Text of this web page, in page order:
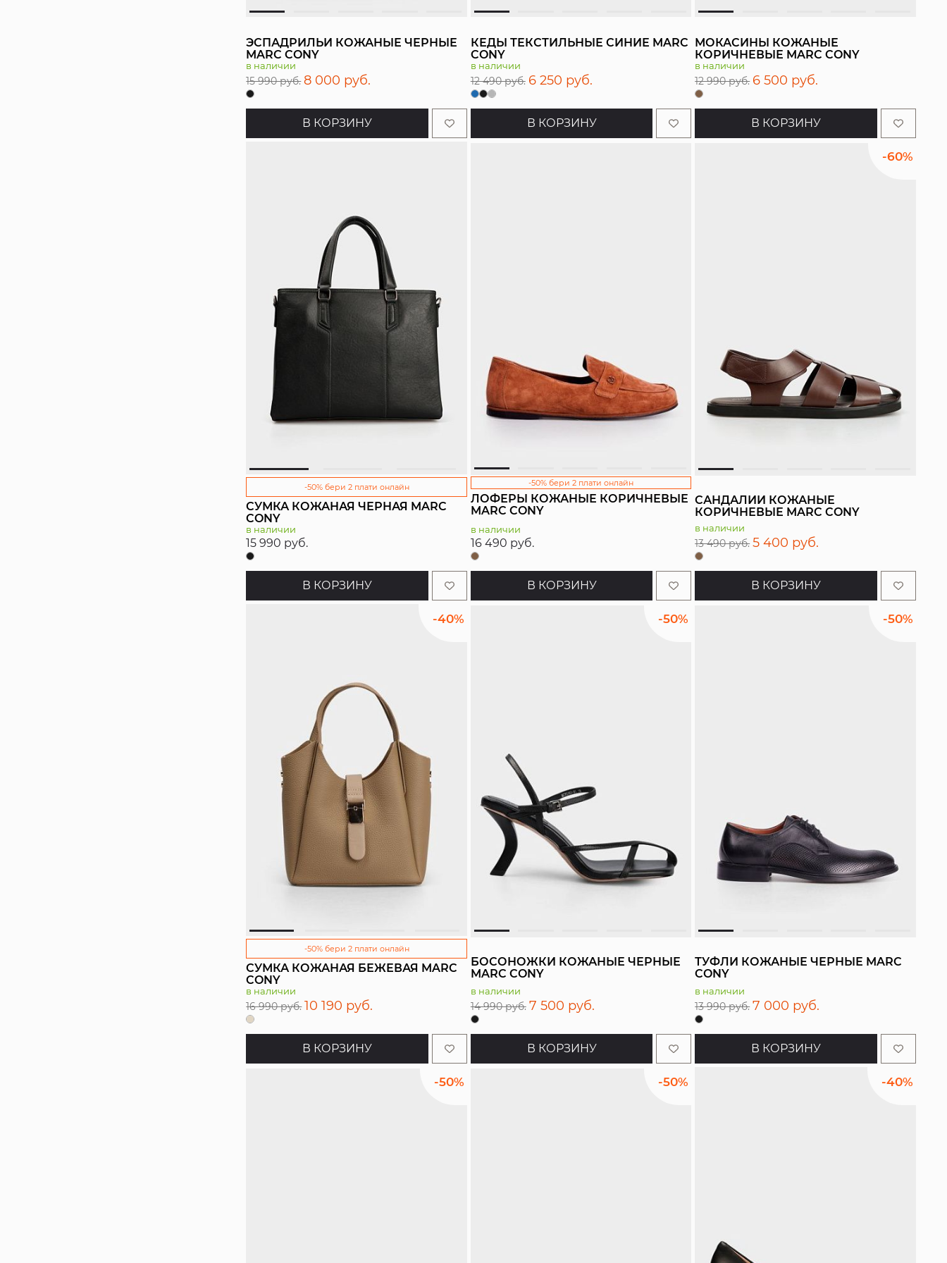
ЭСПАДРИЛЬИ КОЖАНЫЕ ЧЕРНЫЕ
MARC CONY
в наличии
15 990 руб. 8 000 руб.
В КОРЗИНУ
КЕДЫ ТЕКСТИЛЬНЫЕ СИНИЕ MARC
CONY
в наличии
12 490 руб. 6 250 руб.
В КОРЗИНУ
МОКАСИНЫ КОЖАНЫЕ
КОРИЧНЕВЫЕ MARC CONY
в наличии
12 990 руб. 6 500 руб.
В КОРЗИНУ
-50% бери 2 плати онлайн
СУМКА КОЖАНАЯ ЧЕРНАЯ MARC
CONY
в наличии
15 990 руб.
В КОРЗИНУ
-50% бери 2 плати онлайн
ЛОФЕРЫ КОЖАНЫЕ КОРИЧНЕВЫЕ
MARC CONY
в наличии
16 490 руб.
В КОРЗИНУ
-60%
САНДАЛИИ КОЖАНЫЕ
КОРИЧНЕВЫЕ MARC CONY
в наличии
13 490 руб. 5 400 руб.
В КОРЗИНУ
-40%
-50% бери 2 плати онлайн
СУМКА КОЖАНАЯ БЕЖЕВАЯ MARC
CONY
в наличии
16 990 руб. 10 190 руб.
В КОРЗИНУ
-50%
БОСОНОЖКИ КОЖАНЫЕ ЧЕРНЫЕ
MARC CONY
в наличии
14 990 руб. 7 500 руб.
В КОРЗИНУ
-50%
ТУФЛИ КОЖАНЫЕ ЧЕРНЫЕ MARC
CONY
в наличии
13 990 руб. 7 000 руб.
В КОРЗИНУ
-50% -50% -40%